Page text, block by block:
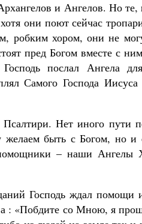
и Ангелов. Но
они поют сейчас
робким хором, они не
пред Богом вместе с
послал Ангела
Самого Господа
Нет иного пути
желаем быть с Богом, но
– наши Ангелы
Господь ждал помощи
: «Побдите со Мною, я